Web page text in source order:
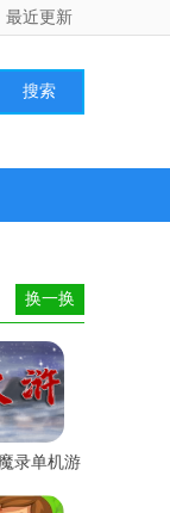
最近更新
换一换
录单机游
-水...